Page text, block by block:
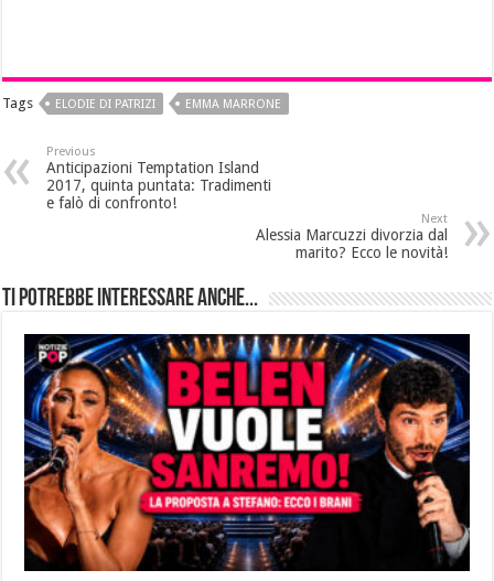
Tags ELODIE DI PATRIZI EMMA MARRONE
Previous
Anticipazioni Temptation Island
2017, quinta puntata: Tradimenti
e falò di confronto!
Next
Alessia Marcuzzi divorzia dal
marito? Ecco le novità!
Ti potrebbe interessare anche...